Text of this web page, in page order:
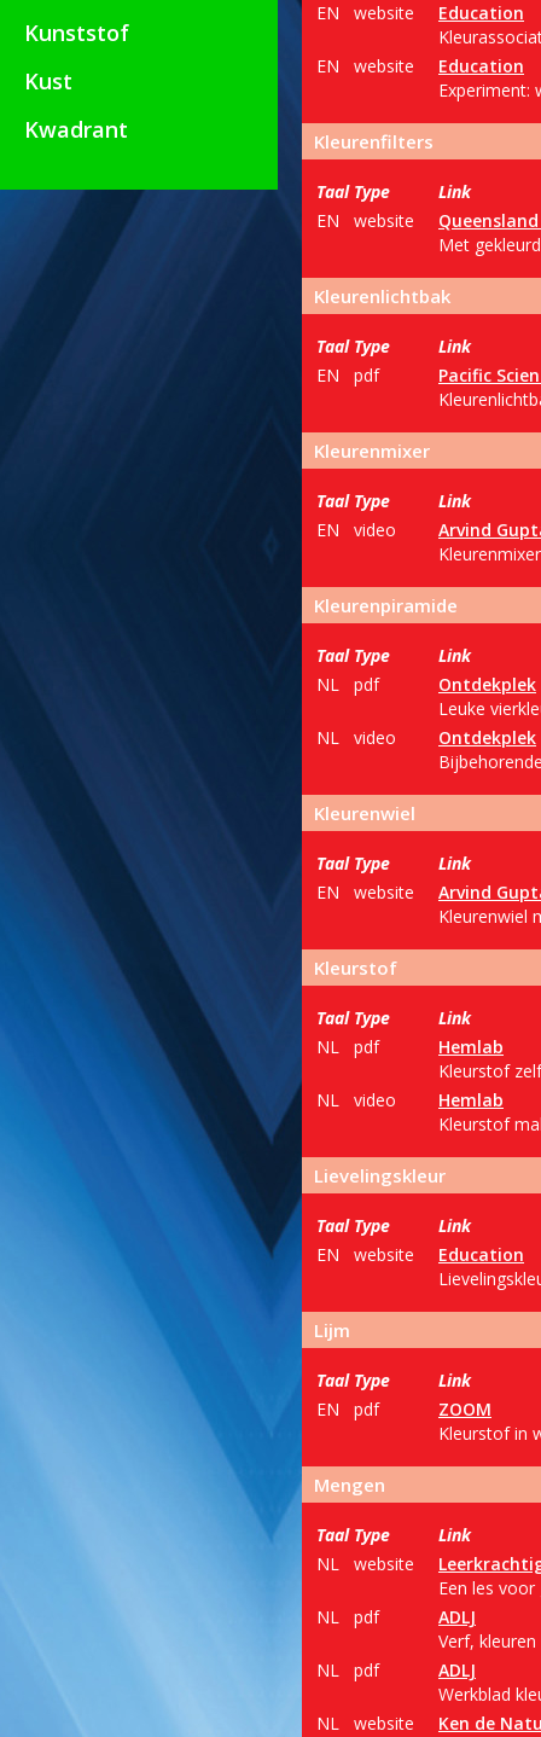
Kunststof
Kust
Kwadrant
EN
website
Education
EN
website
Education
Experiment:
Kleurenfilters
Taal Type
Link
EN
website
Met
Kleurenlichtbak
Taal Type
Link
EN
pdf
Pacific
Kleurenmixer
Taal Type
Link
EN
video
Arvind
Kleurenpiramide
Taal Type
Link
NL
pdf
Ontdekplek
Leuke
NL
video
Ontdekplek
Kleurenwiel
Taal Type
Link
EN
website
Arvind
Kleurenwiel
Kleurstof
Taal Type
Link
NL
pdf
Hemlab
Kleurstof
NL
video
Hemlab
Kleurstof
Lievelingskleur
Taal Type
Link
EN
website
Education
Lijm
Taal Type
Link
EN
pdf
ZOOM
Kleurstof in
Mengen
Taal Type
Link
NL
website
Een les
NL
pdf
ADLJ
Verf,
NL
pdf
ADLJ
Werkblad
NL
website
Ken de